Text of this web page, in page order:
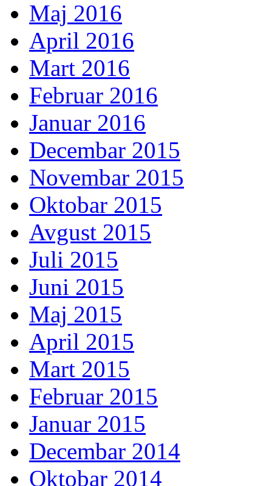
Maj 2016
April 2016
Mart 2016
Februar 2016
Januar 2016
Decembar 2015
Novembar 2015
Oktobar 2015
Avgust 2015
Juli 2015
Juni 2015
Maj 2015
April 2015
Mart 2015
Februar 2015
Januar 2015
Decembar 2014
Oktobar 2014